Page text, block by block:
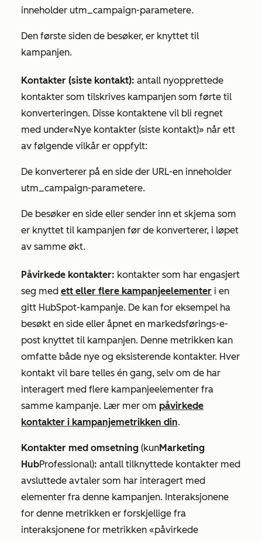
inneholder utm_campaign-parametere.
Den første siden de besøker, er knyttet til
kampanjen.
Kontakter (siste kontakt): antall nyopprettede
kontakter som tilskrives kampanjen som førte til
konverteringen. Disse kontaktene vil bli regnet
med under«Nye kontakter (siste kontakt)» når ett
av følgende vilkår er oppfylt:
De konverterer på en side der URL-en inneholder
utm_campaign-parametere.
De besøker en side eller sender inn et skjema som
er knyttet til kampanjen før de konverterer, i løpet
av samme økt.
Påvirkede kontakter: kontakter som har engasjert
seg med ett eller flere kampanjeelementer i en
gitt HubSpot-kampanje. De kan for eksempel ha
besøkt en side eller åpnet en markedsførings-e-
post knyttet til kampanjen. Denne metrikken kan
omfatte både nye og eksisterende kontakter. Hver
kontakt vil bare telles én gang, selv om de har
interagert med flere kampanjeelementer fra
samme kampanje. Lær mer om påvirkede
kontakter i kampanjemetrikken din.
Kontakter med omsetning (kunMarketing
HubProfessional): antall tilknyttede kontakter med
avsluttede avtaler som har interagert med
elementer fra denne kampanjen. Interaksjonene
for denne metrikken er forskjellige fra
interaksjonene for metrikken «påvirkede